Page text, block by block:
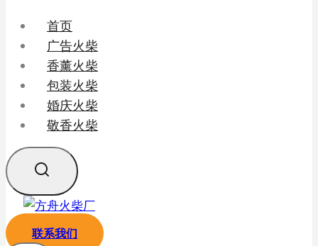
首页
广告火柴
香薰火柴
包装火柴
婚庆火柴
敬香火柴
联系我们